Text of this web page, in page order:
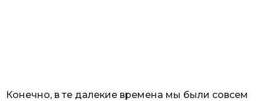
Конечно, в те далекие времена мы были совсем